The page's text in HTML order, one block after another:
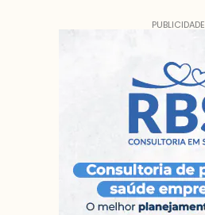
PUBLICIDADE